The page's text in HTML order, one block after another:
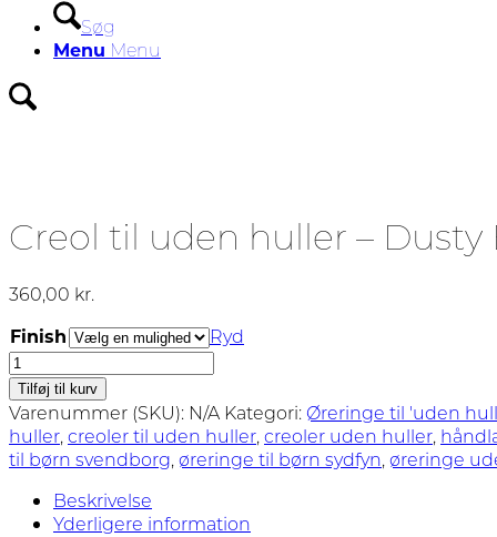
Søg
Menu Menu
Creol til uden huller – Dusty
360,00 kr.
Finish
Ryd
Creol
til
uden
huller
-
Blue
antal
Tilføj til kurv
Varenummer (SKU): N/A Kategori: Øreringe til 'uden
huller, creoler til uden huller, creoler uden huller,
til børn svendborg, øreringe til børn sydfyn, øreringe
Beskrivelse
Yderligere information